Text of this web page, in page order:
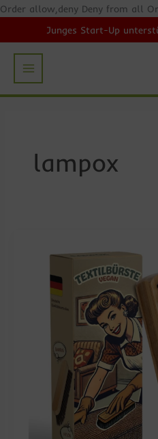
Order allow,deny Deny from all
Junges Start-Up
Zum
springen
lampox
Nachhaltige
lampox
Textilbürste
Bambusgriff